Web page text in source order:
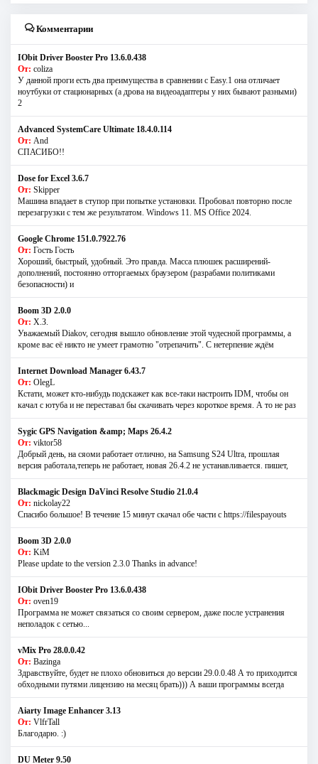
Комментарии
IObit Driver Booster Pro 13.6.0.438
От: coliza
У данной проги есть два преимущества в сравнении с Easy.1 она отличает
ноутбуки от стационарных (а дрова на видеоадаптеры у них бывают разными)
2
Advanced SystemCare Ultimate 18.4.0.114
От: And
СПАСИБО!!
Dose for Excel 3.6.7
От: Skipper
Машина впадает в ступор при попытке установки. Пробовал повторно после
перезагрузки с тем же результатом. Windows 11. MS Offiсe 2024.
Google Chrome 151.0.7922.76
От: Гость Гость
Хороший, быстрый, удобный. Это правда. Масса плюшек расширений-
дополнений, постоянно отторгаемых браузером (разрабами политиками
безопасности) и
Boom 3D 2.0.0
От: Х.З.
Уважаемый Diakov, сегодня вышло обновление этой чудесной программы, а
кроме вас её никто не умеет грамотно "отрепачить". С нетерпение ждём
Internet Download Manager 6.43.7
От: OlegL
Кстати, может кто-нибудь подскажет как все-таки настроить IDM, чтобы он
качал с ютуба и не переставал бы скачивать через короткое время. А то не раз
Sygic GPS Navigation &amp; Maps 26.4.2
От: viktor58
Добрый день, на сяоми работает отлично, на Samsung S24 Ultra, прошлая
версия работала,теперь не работает, новая 26.4.2 не устанавливается. пишет,
Blackmagic Design DaVinci Resolve Studio 21.0.4
От: nickolay22
Спасибо большое! В течение 15 минут скачал обе части с https://filespayouts
Boom 3D 2.0.0
От: KiM
Please update to the version 2.3.0 Thanks in advance!
IObit Driver Booster Pro 13.6.0.438
От: oven19
Программа не может связаться со своим сервером, даже после устранения
неполадок с сетью...
vMix Pro 28.0.0.42
От: Bazinga
Здравствуйте, будет не плохо обновиться до версии 29.0.0.48 А то приходится
обходными путями лицензию на месяц брать))) А ваши программы всегда
Aiarty Image Enhancer 3.13
От: VlfrTall
Благодарю. :)
DU Meter 9.50